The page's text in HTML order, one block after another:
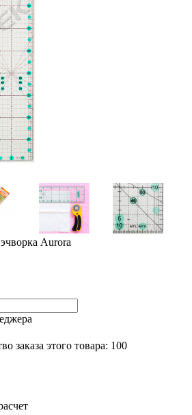
Aurora
заказа этого товара: 100